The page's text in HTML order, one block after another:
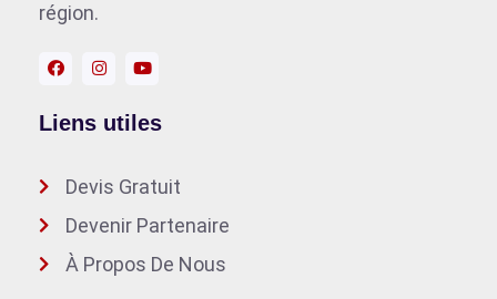
région.
Liens utiles
Devis Gratuit
Devenir Partenaire
À Propos De Nous